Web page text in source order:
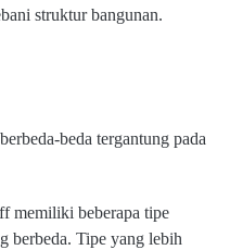
struktur bangunan.
beda tergantung pada
memiliki beberapa tipe
berbeda. Tipe yang lebih